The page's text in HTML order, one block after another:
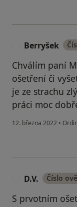
Berryšek
Chválím paní
ošetření či
je ze strachu
práci moc
12. března 2022 •
D.V. Číslo
S prvotním